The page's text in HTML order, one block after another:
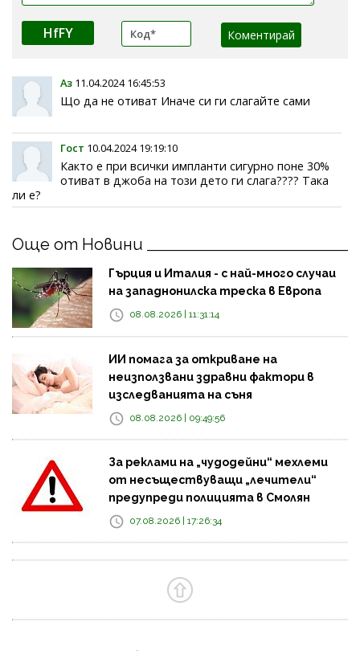
HfFY
Аз 11.04.2024 16:45:53
Що да не отиват Иначе си ги слагайте сами
Гост 10.04.2024 19:19:10
Както е при всички импланти сигурно поне 30%
отиват в джоба на този дето ги слага???? Така
ли е?
Още от Новини
Гърция и Италия - с най-много случаи
на западнонилска треска в Европа
08.08.2026 | 11:31:14
ИИ помага за откриване на
неизползвани здравни фактори в
изследванията на съня
08.08.2026 | 09:49:56
За реклами на „чудодейни“ мехлеми
от несъществуващи „лечители“
предупреди полицията в Смолян
07.08.2026 | 17:26:34